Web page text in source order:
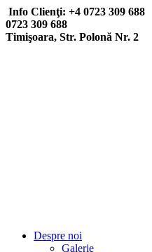
Info Clienţi: +4 0723 309 688
0723 309 688
Timişoara, Str. Polonă Nr. 2
Despre noi
Galerie